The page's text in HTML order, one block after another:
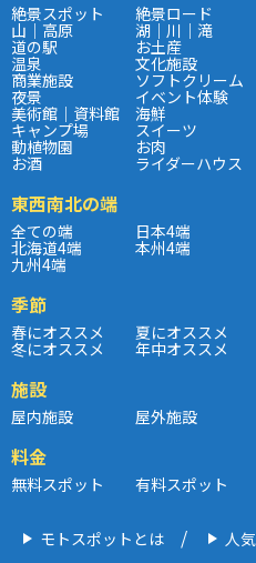
絶景スポット 絶景ロード
山｜高原 湖｜川｜滝
道の駅 お土産
温泉 文化施設
商業施設 ソフトクリーム
夜景 イベント体験
美術館｜資料館 海鮮
キャンプ場 スイーツ
動植物園 お肉
お酒 ライダーハウス
東西南北の端
全ての端 日本4端
北海道4端 本州4端
九州4端
季節
春にオススメ 夏にオススメ
冬にオススメ 年中オススメ
施設
屋内施設 屋外施設
料金
無料スポット 有料スポット
モトスポットとは 人